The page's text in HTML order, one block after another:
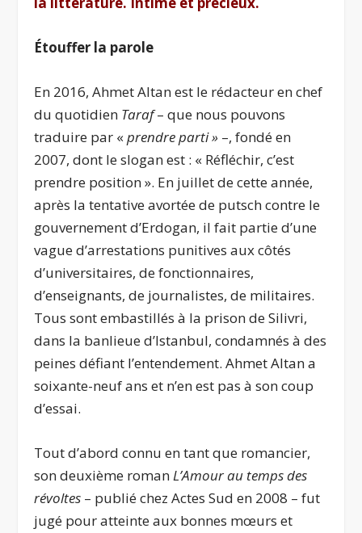
Étouffer la parole
En 2016, Ahmet Altan est le rédacteur en chef
du quotidien Taraf– que nous pouvons
traduire par «prendre parti » –, fondé en
2007, dont le slogan est : « Réfléchir, c’est
prendre position ». En juillet de cette année,
après la tentative avortée de putsch contre le
gouvernement d’Erdogan, il fait partie d’une
vague d’arrestations punitives aux côtés
d’universitaires, de fonctionnaires,
d’enseignants, de journalistes, de militaires.
Tous sont embastillés à la prison de Silivri,
dans la banlieue d’Istanbul, condamnés à des
peines défiant l’entendement. Ahmet Altan a
soixante-neuf ans et n’en est pas à son coup
d’essai.
Tout d’abord connu en tant que romancier,
son deuxième romanL’Amour au temps des
révoltes – publié chez Actes Sud en 2008 – fut
jugé pour atteinte aux bonnes mœurs et